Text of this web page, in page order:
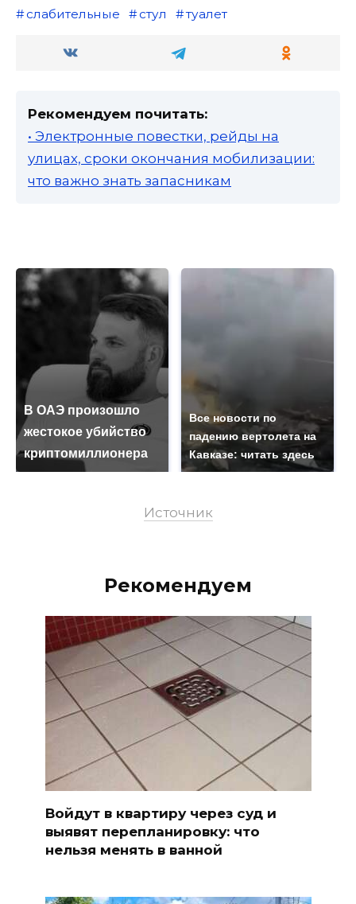
слабительные
стул туалет
Рекомендуем почитать:
• Электронные повестки, рейды на
улицах, сроки окончания мобилизации:
что важно знать запасникам
В ОАЭ произошло
жестокое убийство
криптомиллионера
Все новости по
падению вертолета на
Кавказе: читать здесь
Источник
Рекомендуем
Войдут в квартиру через суд и
выявят перепланировку: что
нельзя менять в ванной